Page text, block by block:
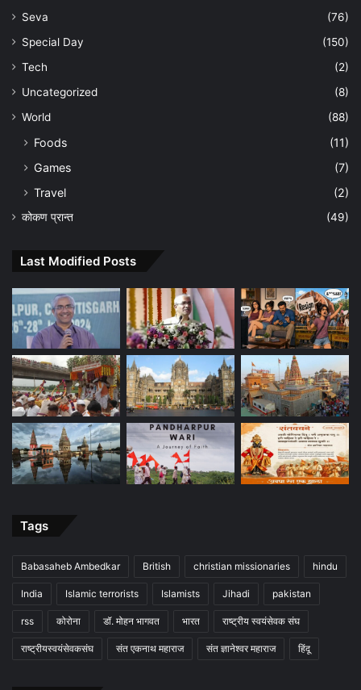
Seva
(76)
Special Day
(150)
Tech
(2)
Uncategorized
(8)
World
(88)
Foods
(11)
Games
(7)
Travel
(2)
कोकण प्रान्त (49)
Last Modified Posts
Tags
Babasaheb Ambedkar British christian missionaries hindu
India Islamic terrorists Islamists Jihadi pakistan
rss कोरोना डॉ. मोहन भागवत भारत राष्ट्रीय स्वयंसेवक संघ
राष्ट्रीयस्वयंसेवकसंघ संत एकनाथ महाराज संत ज्ञानेश्वर महाराज हिंदू